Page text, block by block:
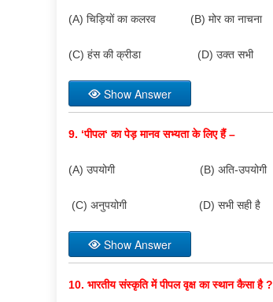
(A) चिड़ियों का कलरव (B) मोर का नाचना
(C) हंस की क्रीडा (D) उक्त सभी
Show Answer
9. ‘पीपल‘का पेड़ मानव सभ्यता के लिए हैं –
(A) उपयोगी (B) अति-उपयोगी
(C) अनुपयोगी (D) सभी सही है
Show Answer
10. भारतीय संस्कृति में पीपल वृक्ष का स्थान कैसा है?